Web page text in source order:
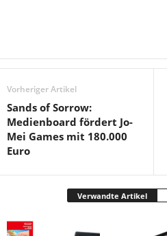
Vorheriger Artikel
Sands of Sorrow:
Medienboard fördert Jo-
Mei Games mit 180.000
Euro
Verwandte Artikel